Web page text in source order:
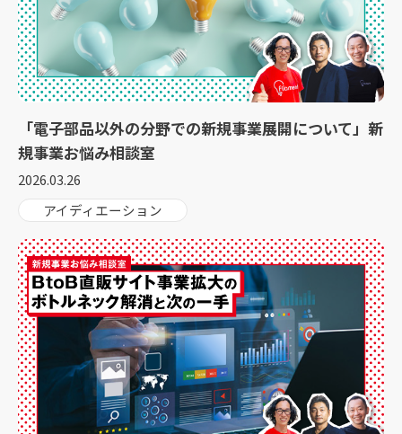
「電子部品以外の分野での新規事業展開について」新
規事業お悩み相談室
2026.03.26
アイディエーション